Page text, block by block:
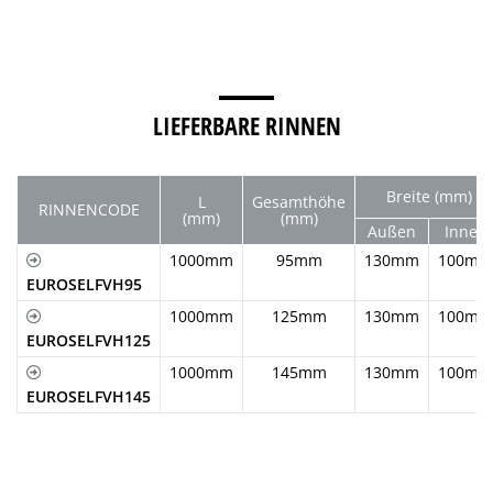
LIEFERBARE RINNEN
RINNENCODE L
(mm)
Gesamthöhe
(mm)
Breite (mm)
Außen
Innen
EUROSELFVH95
1000mm 95mm 130mm 100mm
EUROSELFVH125
1000mm 125mm 130mm 100mm
EUROSELFVH145
1000mm 145mm 130mm 100mm